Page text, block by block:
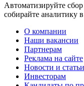
Автоматизируйте
собирайте аналитику
О компании
Наши вакансии
Партнерам
Реклама на сайте
Новости и статьи
Инвесторам